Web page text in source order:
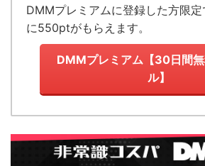
DMMプレミアムに登録した方限
に550ptがもらえます。
DMMプレミアム【30日間
ル】